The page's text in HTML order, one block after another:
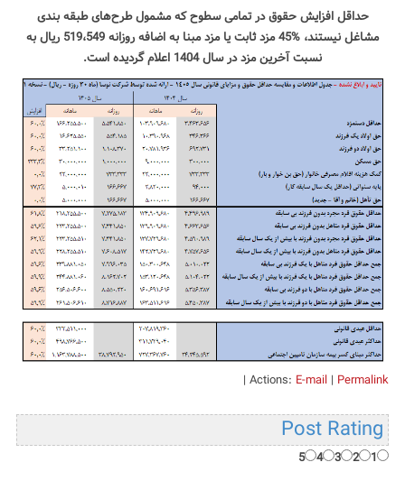
حداقل افزایش حقوق در تمامی سطوح که مشمول طرح‌های طبقه بندی
مشاغل نیستند، %45 مزد ثابت یا مزد مبنا به اضافه روزانه 519،549 ریال به
نسبت آخرین مزد در سال 1404 اعلام گردیده است.
Actions: E-mail | Permalink
|
Post Rating
1
2
3
4
5